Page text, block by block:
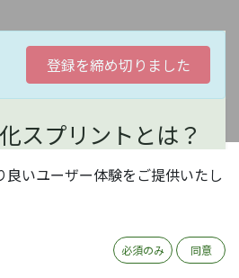
登録を締め切りました
スプリントとは？
の日本語化は、現状コミュ
しています。コミュニティ活
Odooユーザがメリットを享受
活動で、誰でも参加可能です。
いユーザー体験をご提供いたし
必須のみ 同意